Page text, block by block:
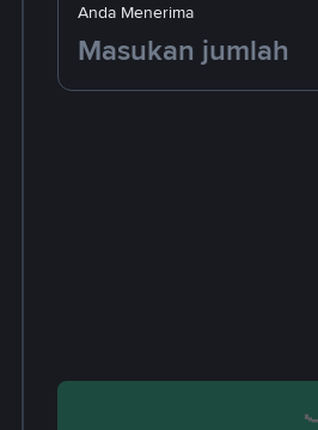
Anda Menerima